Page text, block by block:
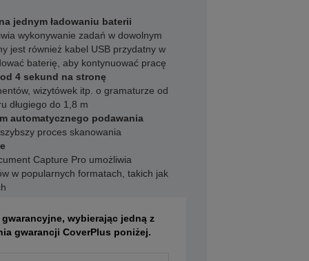
jednym ładowaniu baterii
wykonywanie zadań w dowolnym
jest również kabel USB przydatny w
baterię, aby kontynuować pracę
4 sekund na stronę
wizytówek itp. o gramaturze od
długiego do 1,8 m
automatycznego podawania
proces skanowania
Capture Pro umożliwia
w popularnych formatach, takich jak
wybierając jedną z
gwarancji CoverPlus poniżej.